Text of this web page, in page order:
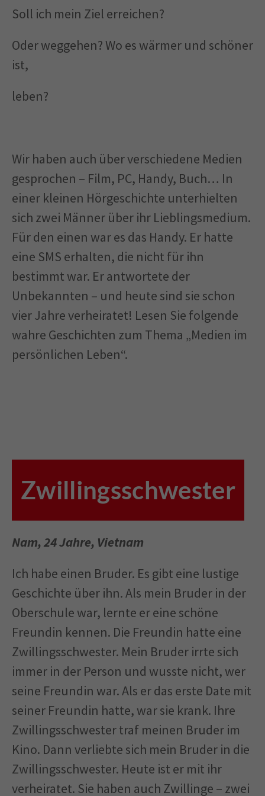
Soll ich mein Ziel erreichen?
Oder weggehen? Wo es wärmer und schöner
ist,
leben?
Wir haben auch über verschiedene Medien
gesprochen – Film, PC, Handy, Buch… In
einer kleinen Hörgeschichte unterhielten
sich zwei Männer über ihr Lieblingsmedium.
Für den einen war es das Handy. Er hatte
eine SMS erhalten, die nicht für ihn
bestimmt war. Er antwortete der
Unbekannten – und heute sind sie schon
vier Jahre verheiratet! Lesen Sie folgende
wahre Geschichten zum Thema „Medien im
persönlichen Leben“.
Zwillingsschwester
Nam, 24 Jahre, Vietnam
Ich habe einen Bruder. Es gibt eine lustige
Geschichte über ihn. Als mein Bruder in der
Oberschule war, lernte er eine schöne
Freundin kennen. Die Freundin hatte eine
Zwillingsschwester. Mein Bruder irrte sich
immer in der Person und wusste nicht, wer
seine Freundin war. Als er das erste Date mit
seiner Freundin hatte, war sie krank. Ihre
Zwillingsschwester traf meinen Bruder im
Kino. Dann verliebte sich mein Bruder in die
Zwillingsschwester. Heute ist er mit ihr
verheiratet. Sie haben auch Zwillinge – zwei